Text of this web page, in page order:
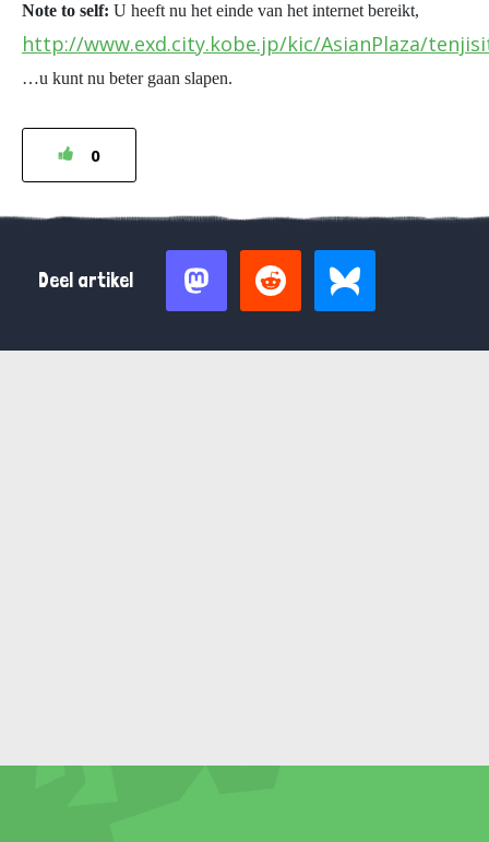
Note to self: U heeft nu het einde van het internet bereikt,
http://www.exd.city.kobe.jp/kic/AsianPlaza/
…u kunt nu beter gaan slapen.
0
Deel artikel